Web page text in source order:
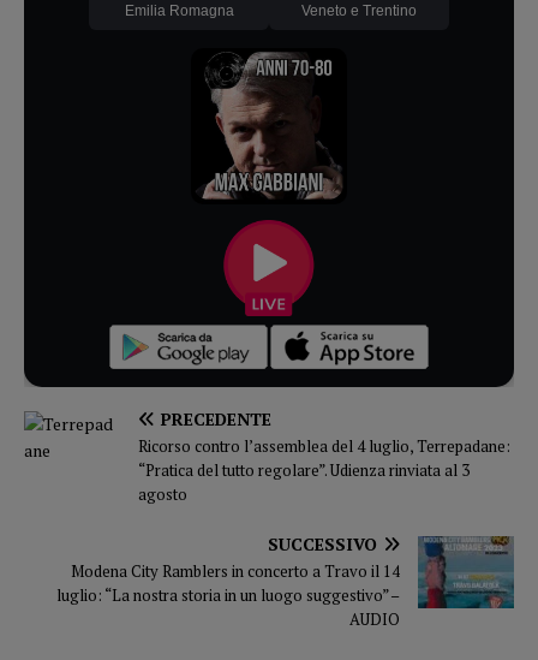
Emilia Romagna Veneto e Trentino
PRECEDENTE
Ricorso contro l’assemblea del 4 luglio, Terrepadane:
“Pratica del tutto regolare”. Udienza rinviata al 3
agosto
SUCCESSIVO
Modena City Ramblers in concerto a Travo il 14
luglio: “La nostra storia in un luogo suggestivo” –
AUDIO